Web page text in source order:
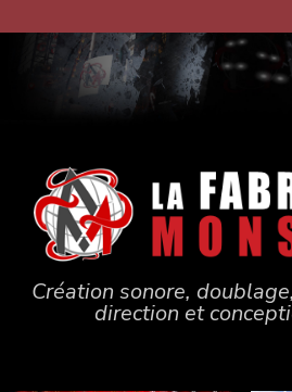
Création sonore,
direction et